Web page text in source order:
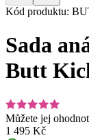
Item
of
10
Kód produktu:
Sada
Butt
Můžete jej
1 495 Kč